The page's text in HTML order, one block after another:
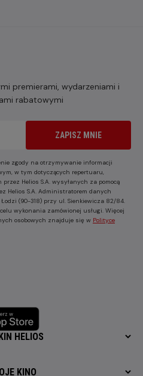
premierami, wydarzeniami i
rabatowymi
ZAPISZ MNIE
zgody na otrzymywanie informacji
w tym dotyczących repertuaru,
Helios S.A. wysyłanych za pomocą
Helios S.A. Administratorem danych
(90-318) przy ul. Sienkiewicza 82/84.
wykonania zamówionej usługi. Więcej
osobowych znajduje się w Polityce
HELIOS
KINO